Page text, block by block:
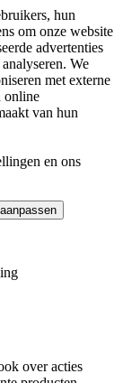
hun
om onze website
advertenties
We
met externe
online
van hun
en ons
over acties